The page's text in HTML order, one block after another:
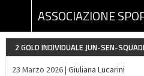
2 GOLD INDIVIDUALE JUN-SEN-
23 Marzo 2026 | Giuliana Lucarini